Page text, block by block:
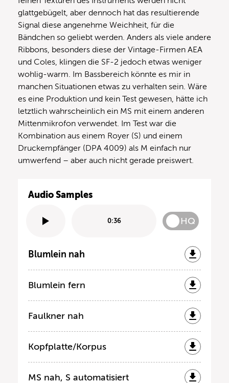
glattgebügelt, aber dennoch hat das resultierende
Signal diese angenehme Weichheit, für die
Bändchen so geliebt werden. Anders als viele andere
Ribbons, besonders diese der Vintage-Firmen AEA
und Coles, klingen die SF-2 jedoch etwas weniger
wohlig-warm. Im Bassbereich könnte es mir in
manchen Situationen etwas zu verhalten sein. Wäre
es eine Produktion und kein Test gewesen, hätte ich
letztlich wahrscheinlich ein MS mit einem anderen
Mittenmikrofon verwendet. Im Test war die
Kombination aus einem Royer (S) und einem
Druckempfänger (DPA 4009) als M einfach nur
umwerfend – aber auch nicht gerade preiswert.
Audio Samples
0:36 HQ
Blumlein nah
Blumlein fern
Faulkner nah
Kopfplatte/Korpus
MS nah, S automatisiert